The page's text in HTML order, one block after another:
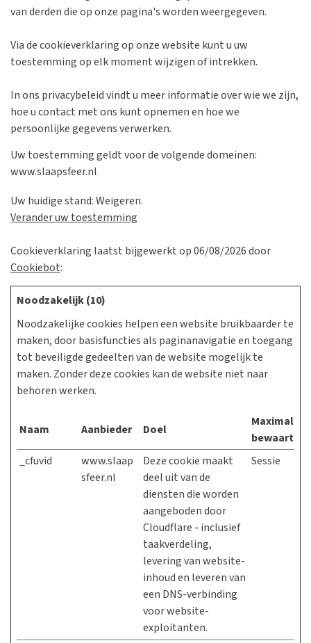
van derden die op onze pagina's worden weergegeven.
Via de cookieverklaring op onze website kunt u uw
toestemming op elk moment wijzigen of intrekken.
In ons privacybeleid vindt u meer informatie over wie we zijn,
hoe u contact met ons kunt opnemen en hoe we
persoonlijke gegevens verwerken.
Uw toestemming geldt voor de volgende domeinen:
www.slaapsfeer.nl
Uw huidige stand: Weigeren.
Verander uw toestemming
Cookieverklaring laatst bijgewerkt op 06/08/2026 door
Cookiebot:
Noodzakelijk (10)
Noodzakelijke cookies helpen een website bruikbaarder te
maken, door basisfuncties als paginanavigatie en toegang
tot beveiligde gedeelten van de website mogelijk te
maken. Zonder deze cookies kan de website niet naar
behoren werken.
Naam Aanbieder Doel
Maximale
_cfuvid
www.slaap
sfeer.nl
Deze cookie maakt
deel uit van de
diensten die worden
aangeboden door
Cloudflare - inclusief
taakverdeling,
levering van website-
inhoud en leveren van
een DNS-verbinding
voor website-
exploitanten.
Sessie